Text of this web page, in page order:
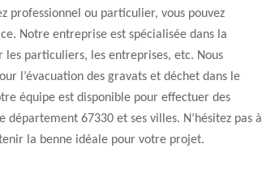
professionnel ou particulier, vous pouvez
Notre entreprise est spécialisée dans la
les particuliers, les entreprises, etc. Nous
l’évacuation des gravats et déchet dans le
équipe est disponible pour effectuer des
département 67330 et ses villes. N’hésitez pas à
la benne idéale pour votre projet.